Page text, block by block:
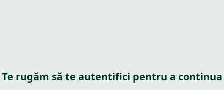
Te rugăm să te autentifici pentru a continua